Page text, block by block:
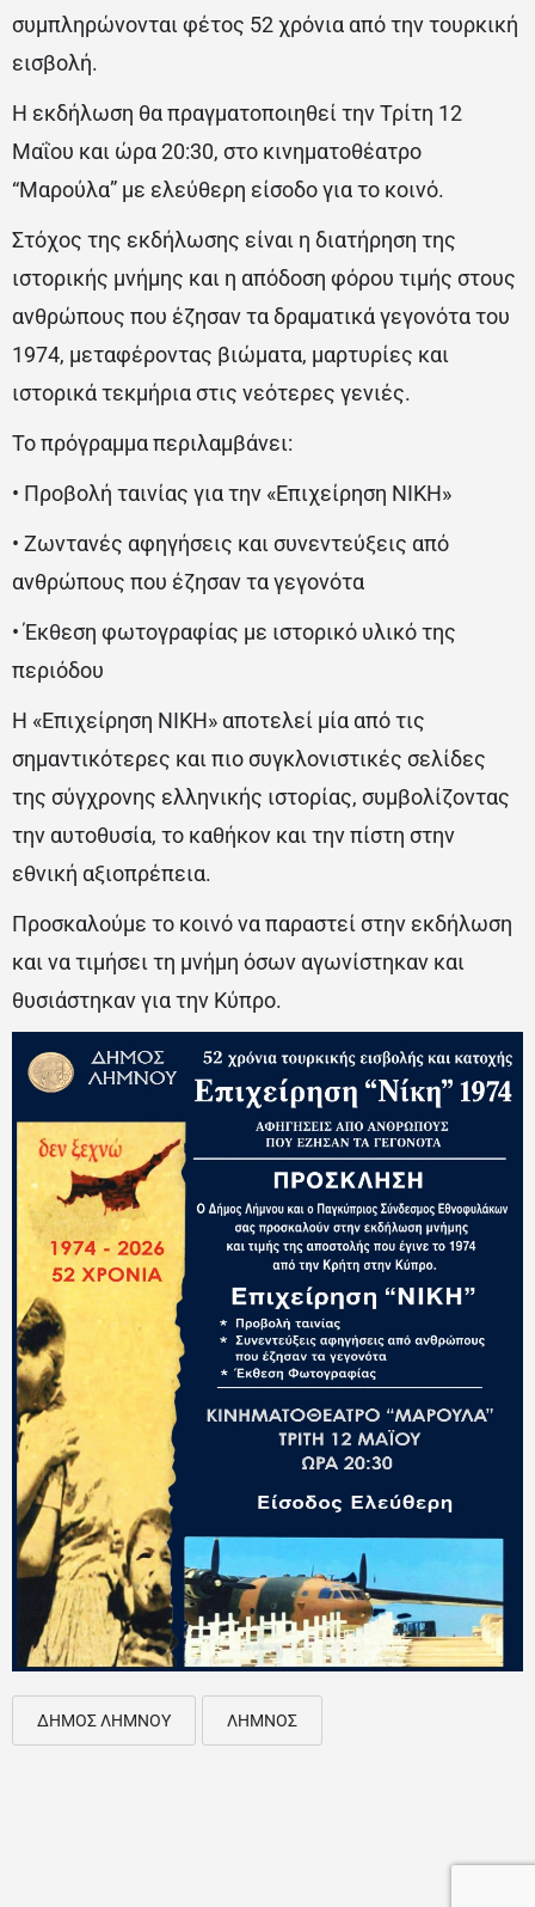
συμπληρώνονται φέτος 52 χρόνια από την τουρκική
εισβολή.
Η εκδήλωση θα πραγματοποιηθεί την Τρίτη 12
Μαΐου και ώρα 20:30, στο κινηματοθέατρο
“Μαρούλα” με ελεύθερη είσοδο για το κοινό.
Στόχος της εκδήλωσης είναι η διατήρηση της
ιστορικής μνήμης και η απόδοση φόρου τιμής στους
ανθρώπους που έζησαν τα δραματικά γεγονότα του
1974, μεταφέροντας βιώματα, μαρτυρίες και
ιστορικά τεκμήρια στις νεότερες γενιές.
Το πρόγραμμα περιλαμβάνει:
• Προβολή ταινίας για την «Επιχείρηση ΝΙΚΗ»
• Ζωντανές αφηγήσεις και συνεντεύξεις από
ανθρώπους που έζησαν τα γεγονότα
• Έκθεση φωτογραφίας με ιστορικό υλικό της
περιόδου
Η «Επιχείρηση ΝΙΚΗ» αποτελεί μία από τις
σημαντικότερες και πιο συγκλονιστικές σελίδες
της σύγχρονης ελληνικής ιστορίας, συμβολίζοντας
την αυτοθυσία, το καθήκον και την πίστη στην
εθνική αξιοπρέπεια.
Προσκαλούμε το κοινό να παραστεί στην εκδήλωση
και να τιμήσει τη μνήμη όσων αγωνίστηκαν και
θυσιάστηκαν για την Κύπρο.
ΔΗΜΟΣ ΛΗΜΝΟΥ ΛΗΜΝΟΣ